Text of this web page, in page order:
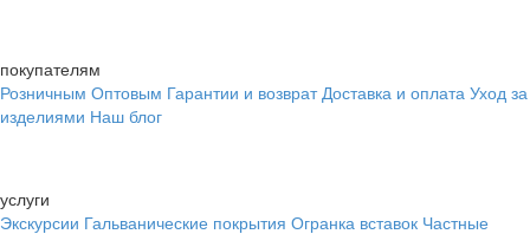
покупателям
Розничным Оптовым Гарантии и возврат Доставка и оплата Уход за
изделиями Наш блог
услуги
Экскурсии Гальванические покрытия Огранка вставок Частные